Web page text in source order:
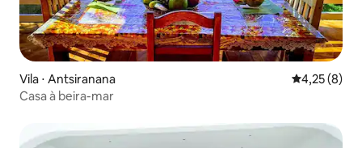
Vila ⋅ Antsiranana 4,25 de
4,25 (8)
Casa à beira-mar